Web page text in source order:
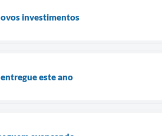
investimentos
este ano